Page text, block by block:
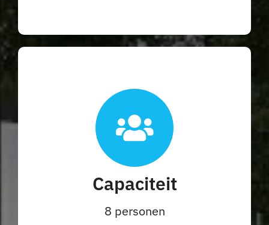
Capaciteit
8 personen